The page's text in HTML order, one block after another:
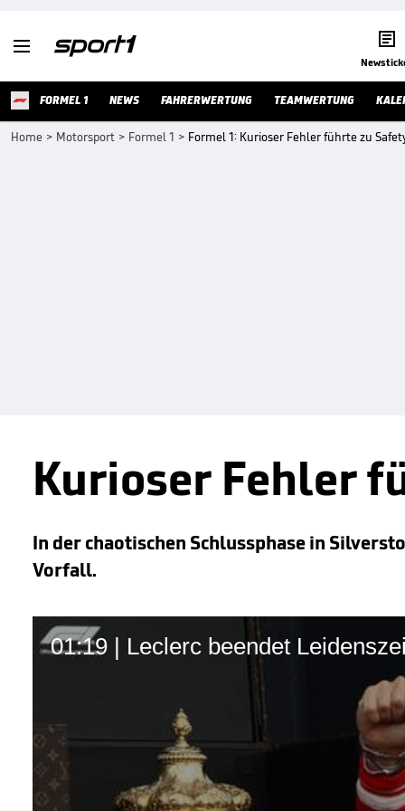
 
FORMEL 1 NEWS FAHRERWERTUNG TEAMWERTUNG
Home > Motorsport > Formel 1 > Formel 1: Kurioser Fehler führte zu
Kurioser Fehler
In der chaotischen Schlussphase in
Vorfall.
01:19 | Leclerc beendet